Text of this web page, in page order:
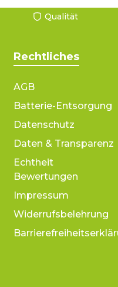
Qualität
Rechtliches
AGB
Batterie-Entsorgung
Datenschutz
Daten & Transparenz
Echtheit
Bewertungen
Impressum
Widerrufsbelehrung